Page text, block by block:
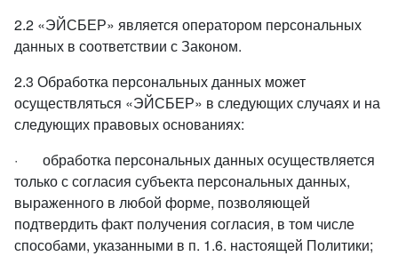
2.2 «ЭЙСБЕР» является оператором персональных
данных в соответствии с Законом.
2.3 Обработка персональных данных может
осуществляться «ЭЙСБЕР» в следующих случаях и на
следующих правовых основаниях:
· обработка персональных данных осуществляется
только с согласия субъекта персональных данных,
выраженного в любой форме, позволяющей
подтвердить факт получения согласия, в том числе
способами, указанными в п. 1.6. настоящей Политики;